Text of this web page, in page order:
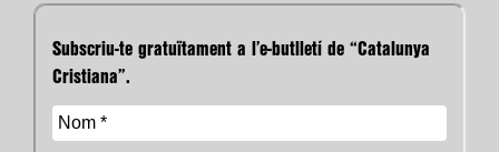
Subscriu-te gratuïtament a l’e-butlletí de “Catalunya
Cristiana”.